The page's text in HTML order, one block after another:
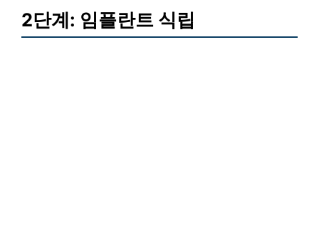
2단계: 임플란트 식립